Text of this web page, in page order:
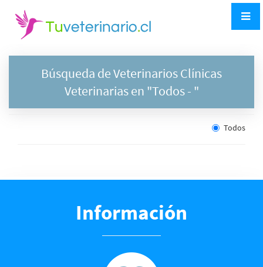
Búsqueda de Veterinarios Clínicas
Veterinarias en "Todos- "
Todos
Información